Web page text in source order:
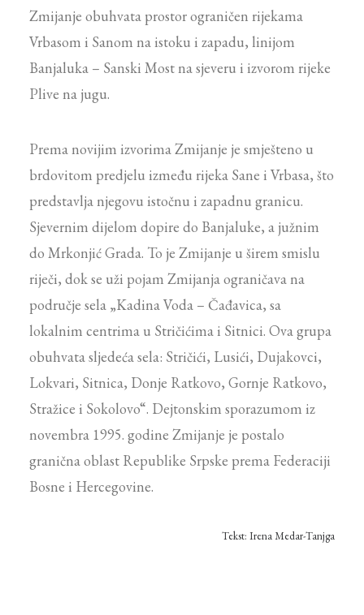
Zmijanje obuhvata prostor ograničen rijekama
Vrbasom i Sanom na istoku i zapadu, linijom
Banjaluka – Sanski Most na sjeveru i izvorom rijeke
Plive na jugu.
Prema novijim izvorima Zmijanje je smješteno u
brdovitom predjelu između rijeka Sane i Vrbasa, što
predstavlja njegovu istočnu i zapadnu granicu.
Sjevernim dijelom dopire do Banjaluke, a južnim
do Mrkonjić Grada. To je Zmijanje u širem smislu
riječi, dok se uži pojam Zmijanja ograničava na
područje sela „Kadina Voda – Čađavica, sa
lokalnim centrima u Stričićima i Sitnici. Ova grupa
obuhvata sljedeća sela: Stričići, Lusići, Dujakovci,
Lokvari, Sitnica, Donje Ratkovo, Gornje Ratkovo,
Stražice i Sokolovo“. Dejtonskim sporazumom iz
novembra 1995. godine Zmijanje je postalo
granična oblast Republike Srpske prema Federaciji
Bosne i Hercegovine.
Tekst: Irena Medar-Tanjga